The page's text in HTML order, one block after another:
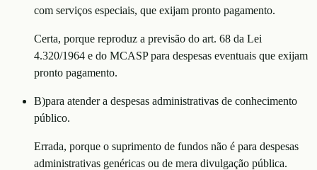
com serviços especiais, que exijam pronto pagamento.
Certa, porque reproduz a previsão do art. 68 da Lei
4.320/1964 e do MCASP para despesas eventuais que exijam
pronto pagamento.
B)para atender a despesas administrativas de conhecimento
público.
Errada, porque o suprimento de fundos não é para despesas
administrativas genéricas ou de mera divulgação pública.